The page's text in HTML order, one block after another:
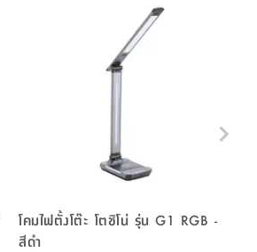
โคมไฟตั้งโต๊ะ โตชิโน่ รุ่น G1 RGB -
สีดำ